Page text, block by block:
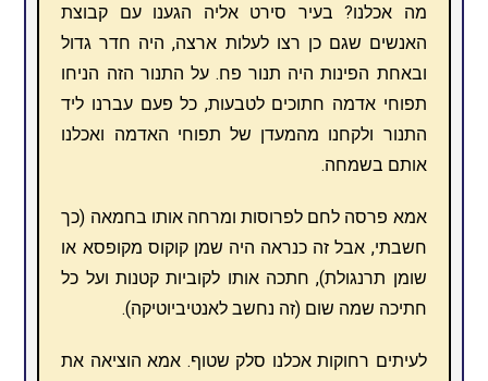
מה אכלנו? בעיר סירט אליה הגענו עם קבוצת
האנשים שגם כן רצו לעלות ארצה, היה חדר גדול
ובאחת הפינות היה תנור פח. על התנור הזה הניחו
תפוחי אדמה חתוכים לטבעות, כל פעם עברנו ליד
התנור ולקחנו מהמעדן של תפוחי האדמה ואכלנו
אותם בשמחה.
אמא פרסה לחם לפרוסות ומרחה אותו בחמאה (כך
חשבתי, אבל זה כנראה היה שמן קוקוס מקופסא או
שומן תרנגולת), חתכה אותו לקוביות קטנות ועל כל
חתיכה שמה שום (זה נחשב לאנטיביוטיקה).
לעיתים רחוקות אכלנו סלק שטוף. אמא הוציאה את